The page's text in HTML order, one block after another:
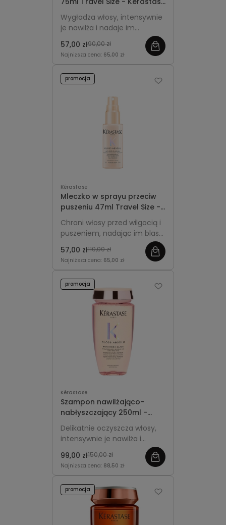
Gloss Absolu Insta-Glaze
Wygładza włosy, intensywnie
je nawilża i nadaje im
obciążania.
57,00 zł90,00 zł
Najniższa cena: 65,00 zł
Kérastase
Mleczko w sprayu przeciw
puszeniu 47ml Travel Size -
Kérastase Gloss Absolu
Anti-Frizz Glaze (1)
Chroni włosy przed wilgocią i
puszeniem, nadając im blask,
miękkość i gładką strukturę.
57,00 zł110,00 zł
Najniższa cena: 65,00 zł
promocja
Kérastase
Szampon nawilżająco-
nabłyszczający 250ml -
Kérastase Gloss Absolu
Hydra-Glaze
Delikatnie oczyszcza włosy,
intensywnie je nawilża i
nadaje im świetlisty blask bez
obciążania.
99,00 zł150,00 zł
Najniższa cena: 88,50 zł
promocja
promocja